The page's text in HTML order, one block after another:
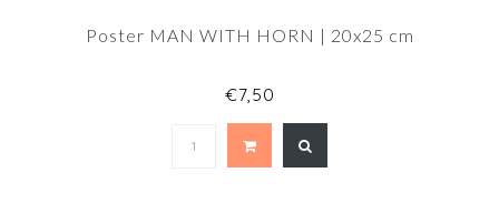
Poster MAN WITH HORN | 20x25 cm
€7,50